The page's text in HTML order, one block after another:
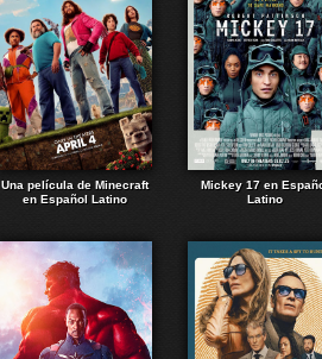
Una película de Minecraft
en Español Latino
Mickey 17 en
Latino